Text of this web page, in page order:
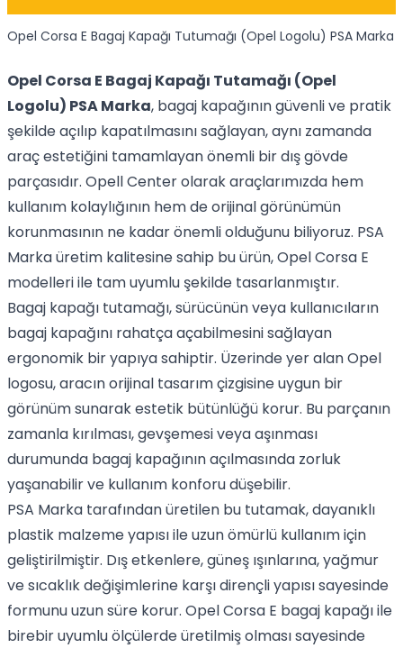
Opel Corsa E Bagaj Kapağı Tutumağı (Opel Logolu) PSA Marka
Opel Corsa E Bagaj Kapağı Tutamağı (Opel
Logolu) PSA Marka, bagaj kapağının güvenli ve pratik
şekilde açılıp kapatılmasını sağlayan, aynı zamanda
araç estetiğini tamamlayan önemli bir dış gövde
parçasıdır. Opell Center olarak araçlarımızda hem
kullanım kolaylığının hem de orijinal görünümün
korunmasının ne kadar önemli olduğunu biliyoruz. PSA
Marka üretim kalitesine sahip bu ürün, Opel Corsa E
modelleri ile tam uyumlu şekilde tasarlanmıştır.
Bagaj kapağı tutamağı, sürücünün veya kullanıcıların
bagaj kapağını rahatça açabilmesini sağlayan
ergonomik bir yapıya sahiptir. Üzerinde yer alan Opel
logosu, aracın orijinal tasarım çizgisine uygun bir
görünüm sunarak estetik bütünlüğü korur. Bu parçanın
zamanla kırılması, gevşemesi veya aşınması
durumunda bagaj kapağının açılmasında zorluk
yaşanabilir ve kullanım konforu düşebilir.
PSA Marka tarafından üretilen bu tutamak, dayanıklı
plastik malzeme yapısı ile uzun ömürlü kullanım için
geliştirilmiştir. Dış etkenlere, güneş ışınlarına, yağmur
ve sıcaklık değişimlerine karşı dirençli yapısı sayesinde
formunu uzun süre korur. Opel Corsa E bagaj kapağı ile
birebir uyumlu ölçülerde üretilmiş olması sayesinde